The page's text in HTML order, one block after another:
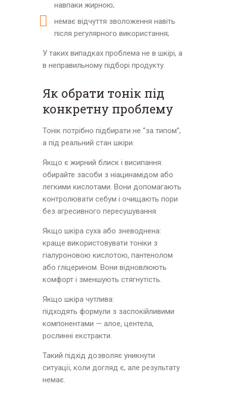
навпаки жирною;
немає відчуття зволоження навіть
після регулярного використання;
У таких випадках проблема не в шкірі, а
в неправильному підборі продукту.
Як обрати тонік під
конкретну проблему
Тонік потрібно підбирати не “за типом”,
а під реальний стан шкіри.
Якщо є жирний блиск і висипання:
обирайте засоби з ніацинамідом або
легкими кислотами. Вони допомагають
контролювати себум і очищають пори
без агресивного пересушування.
Якщо шкіра суха або зневоднена:
краще використовувати тоніки з
гіалуроновою кислотою, пантенолом
або гліцерином. Вони відновлюють
комфорт і зменшують стягнутість.
Якщо шкіра чутлива:
підходять формули з заспокійливими
компонентами — алое, центела,
рослинні екстракти.
Такий підхід дозволяє уникнути
ситуації, коли догляд є, але результату
немає.